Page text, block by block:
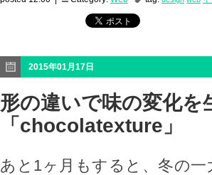
2015年01月17日
形の違いで味の変化を
「chocolatexture」
あと1ヶ月もすると、冬の